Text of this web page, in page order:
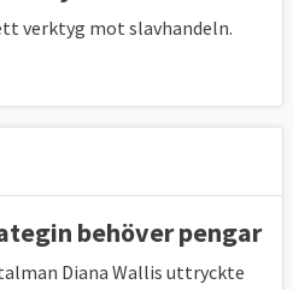
verktyg mot slavhandeln.
behöver pengar
Diana Wallis uttryckte